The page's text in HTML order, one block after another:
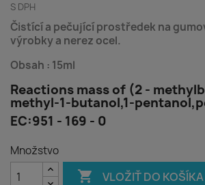
S DPH
Čistící a pečující prostředek na
výrobky a nerez ocel.
Obsah : 15ml
Reactions mass of (2 -
methyl-1-butanol,1-
EC:951 - 169 - 0
Množstvo
 VLOŽIŤ DO KOŠÍKA